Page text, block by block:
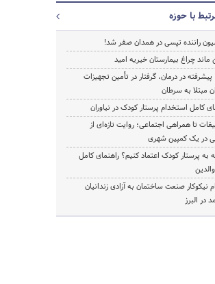
با حوزه
راننده تپسی در همدان صفر شد!
چراغ بیمارستان خیریه امید
پیشرفته در درمان، گرفتار در تأمین تجهیزات
مبتلا به سرطان
کامل استخدام پرستار کودک در نیاوران
تا همراهی اجتماعی؛ روایت تازه‌ای از
در یک کمپین شهری
به پرستار کودک اعتماد کنیم؟ راهنمای کامل
نیکوکار صنعت ساختمان به آزادی زندانیان
در البرز